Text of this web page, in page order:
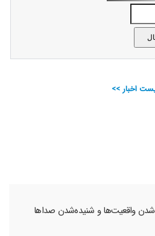
اخبار >>
واقعیت‌ها و شنیده‌شدن صداها